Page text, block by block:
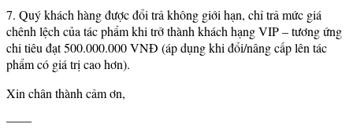
7. Quý khách hàng được đổi trả không giới hạn, chỉ trả mức giá
chênh lệch của tác phẩm khi trở thành khách hạng VIP – tương ứng
chi tiêu đạt 500.000.000 VNĐ (áp dụng khi đổi/nâng cấp lên tác
phẩm có giá trị cao hơn).
Xin chân thành cảm ơn,
——